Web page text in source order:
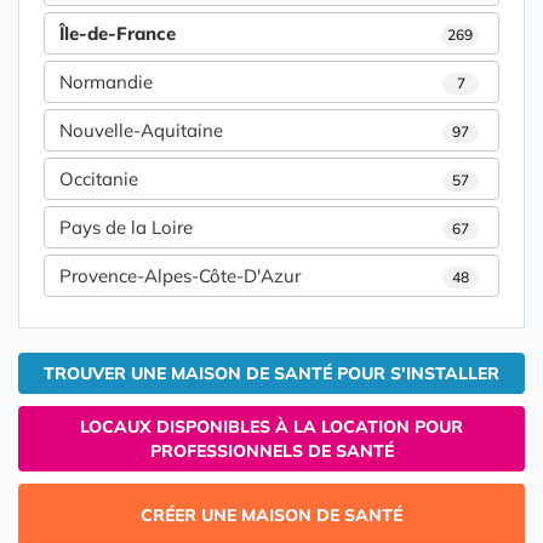
Île-de-France 269
Normandie 7
Nouvelle-Aquitaine 97
Occitanie 57
Pays de la Loire 67
Provence-Alpes-Côte-D'Azur 48
TROUVER UNE MAISON DE SANTÉ POUR S'INSTALLER
LOCAUX DISPONIBLES À LA LOCATION POUR
PROFESSIONNELS DE SANTÉ
CRÉER UNE MAISON DE SANTÉ